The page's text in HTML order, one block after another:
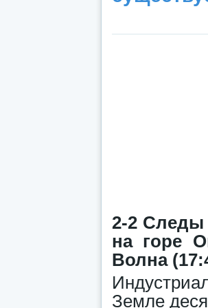
2-2 Следы
на горе
Волна
Земле